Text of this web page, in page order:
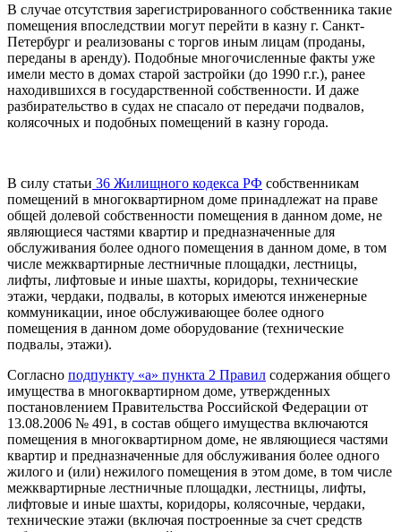
В случае отсутствия зарегистрированного собственника такие
помещения впоследствии могут перейти в казну г. Санкт-
Петербург и реализованы с торгов иным лицам (проданы,
переданы в аренду). Подобные многочисленные факты уже
имели место в домах старой застройки (до 1990 г.г.), ранее
находившихся в государственной собственности. И даже
разбирательство в судах не спасало от передачи подвалов,
колясочных и подобных помещений в казну города.
В силу статьи 36 Жилищного кодекса РФ собственникам
помещений в многоквартирном доме принадлежат на праве
общей долевой собственности помещения в данном доме, не
являющиеся частями квартир и предназначенные для
обслуживания более одного помещения в данном доме, в том
числе межквартирные лестничные площадки, лестницы,
лифты, лифтовые и иные шахты, коридоры, технические
этажи, чердаки, подвалы, в которых имеются инженерные
коммуникации, иное обслуживающее более одного
помещения в данном доме оборудование (технические
подвалы, этажи).
Согласно подпункту «а» пункта 2 Правил содержания общего
имущества в многоквартирном доме, утвержденных
постановлением Правительства Российской Федерации от
13.08.2006 № 491, в состав общего имущества включаются
помещения в многоквартирном доме, не являющиеся частями
квартир и предназначенные для обслуживания более одного
жилого и (или) нежилого помещения в этом доме, в том числе
межквартирные лестничные площадки, лестницы, лифты,
лифтовые и иные шахты, коридоры, колясочные, чердаки,
технические этажи (включая построенные за счет средств